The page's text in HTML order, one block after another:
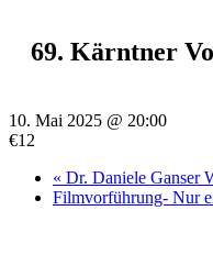
69. Kärntner
10. Mai 2025 @ 20:00
€12
« Dr. Daniele Ganser
Filmvorführung- Nur